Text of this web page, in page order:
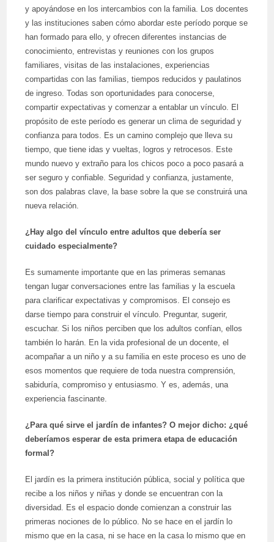
y apoyándose en los intercambios con la familia. Los docentes
y las instituciones saben cómo abordar este período porque se
han formado para ello, y ofrecen diferentes instancias de
conocimiento, entrevistas y reuniones con los grupos
familiares, visitas de las instalaciones, experiencias
compartidas con las familias, tiempos reducidos y paulatinos
de ingreso. Todas son oportunidades para conocerse,
compartir expectativas y comenzar a entablar un vínculo. El
propósito de este período es generar un clima de seguridad y
confianza para todos. Es un camino complejo que lleva su
tiempo, que tiene idas y vueltas, logros y retrocesos. Este
mundo nuevo y extraño para los chicos poco a poco pasará a
ser seguro y confiable. Seguridad y confianza, justamente,
son dos palabras clave, la base sobre la que se construirá una
nueva relación.
¿Hay algo del vínculo entre adultos que debería ser
cuidado especialmente?
Es sumamente importante que en las primeras semanas
tengan lugar conversaciones entre las familias y la escuela
para clarificar expectativas y compromisos. El consejo es
darse tiempo para construir el vínculo. Preguntar, sugerir,
escuchar. Si los niños perciben que los adultos confían, ellos
también lo harán. En la vida profesional de un docente, el
acompañar a un niño y a su familia en este proceso es uno de
esos momentos que requiere de toda nuestra comprensión,
sabiduría, compromiso y entusiasmo. Y es, además, una
experiencia fascinante.
¿Para qué sirve el jardín de infantes? O mejor dicho: ¿qué
deberíamos esperar de esta primera etapa de educación
formal?
El jardín es la primera institución pública, social y política que
recibe a los niños y niñas y donde se encuentran con la
diversidad. Es el espacio donde comienzan a construir las
primeras nociones de lo público. No se hace en el jardín lo
mismo que en la casa, ni se hace en la casa lo mismo que en